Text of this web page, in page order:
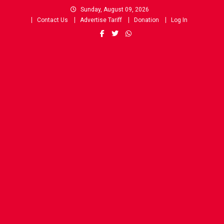
Sunday, August 09, 2026
Contact Us
Advertise Tariff Donation Log In